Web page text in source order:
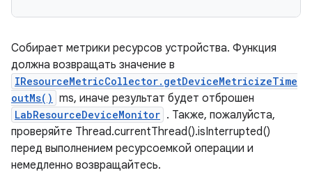
Собирает метрики ресурсов устройства. Функция
должна возвращать значение в
IResourceMetricCollector.getDeviceMetricizeTime
outMs() ms, иначе результат будет отброшен
LabResourceDeviceMonitor . Также, пожалуйста,
проверяйте Thread.currentThread().isInterrupted()
перед выполнением ресурсоемкой операции и
немедленно возвращайтесь.